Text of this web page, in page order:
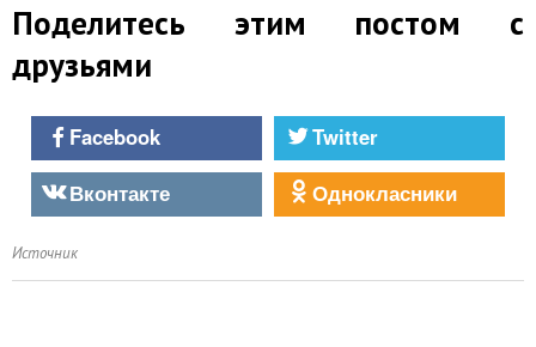
Поделитесь этим постом с
друзьями
Facebook
Twitter
Вконтакте
Однокласники
Источник